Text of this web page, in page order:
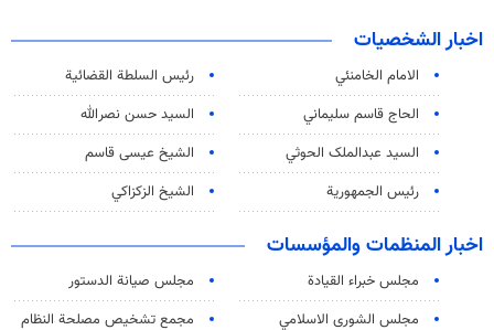
اخبار الشخصيات
الامام الخامنئي
رئیس السلطة القضائیة
الحاج قاسم سليماني
السيد حسن نصرالله
السید عبدالملک الحوثي
الشيخ عيسى قاسم
رئيس الجمهورية
الشيخ الزكزاكي
اخبار المنظمات والمؤسسات
مجلس خبراء القيادة
مجلس صيانة الدستور
مجلس الشورى الاسلامي
مجمع تشخيص مصلحة النظام